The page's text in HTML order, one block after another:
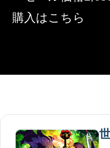
購入はこちら